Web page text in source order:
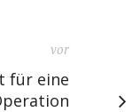
vor
für eine